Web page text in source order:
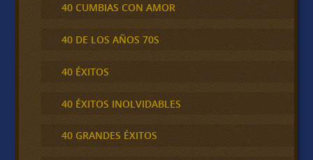
40 CUMBIAS CON AMOR
40 DE LOS AÑOS 70S
40 ÉXITOS
40 ÉXITOS INOLVIDABLES
40 GRANDES ÉXITOS